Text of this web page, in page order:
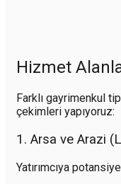
Hizmet
Farklı gayrimenkul
çekimleri yapıyoruz:
1. Arsa ve Arazi
Yatırımcıya